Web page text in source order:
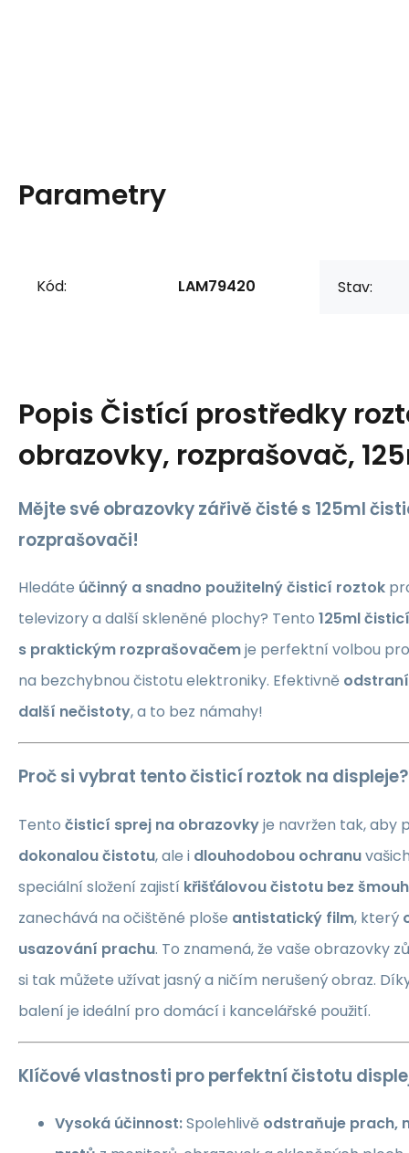
Parametry
Kód: LAM79420 Stav:
Popis Čistící prostředky
obrazovky, rozprašovač,
Mějte své obrazovky zářivě čisté s 125ml
rozprašovači!
Hledáte účinný a snadno použitelný čisticí roztok
televizory a další skleněné plochy? Tento 125ml
s praktickým rozprašovačemje perfektní volbou
na bezchybnou čistotu elektroniky. Efektivně
další nečistoty, a to bez námahy!
Proč si vybrat tento čisticí roztok na displeje?
Tento čisticí sprej na obrazovkyje navržen tak, aby
dokonalou čistotu, ale i dlouhodobou ochranu
speciální složení zajistí křišťálovou čistotu bez šmouh
zanechává na očištěné ploše antistatický film, který
usazování prachu. To znamená, že vaše obrazovky
si tak můžete užívat jasný a ničím nerušený obraz.
balení je ideální pro domácí i kancelářské použití.
Klíčové vlastnosti pro perfektní čistotu
Vysoká účinnost:Spolehlivě odstraňuje prach,